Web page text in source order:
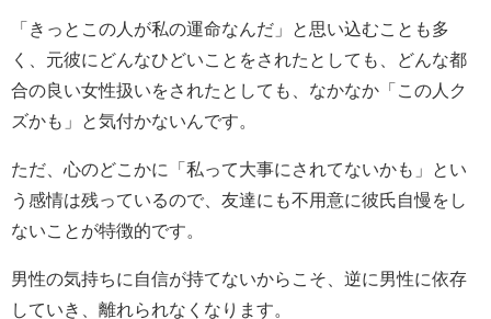
「きっとこの人が私の運命なんだ」と思い込むことも多
く、元彼にどんなひどいことをされたとしても、どんな都
合の良い女性扱いをされたとしても、なかなか「この人ク
ズかも」と気付かないんです。
ただ、心のどこかに「私って大事にされてないかも」とい
う感情は残っているので、友達にも不用意に彼氏自慢をし
ないことが特徴的です。
男性の気持ちに自信が持てないからこそ、逆に男性に依存
していき、離れられなくなります。